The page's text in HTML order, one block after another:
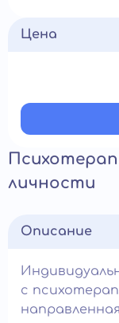
Цена
личности
Описание
с